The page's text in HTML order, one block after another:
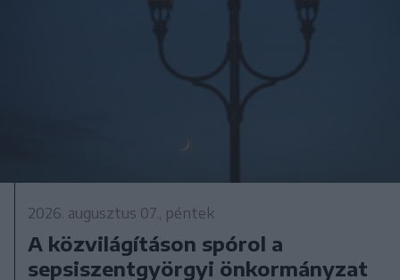
2026. augusztus 07., péntek
A közvilágításon spórol a
sepsiszentgyörgyi önkormányzat